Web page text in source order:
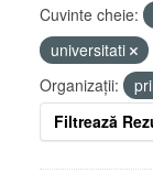
Cuvinte cheie:
universitati
Organizații:
Filtrează